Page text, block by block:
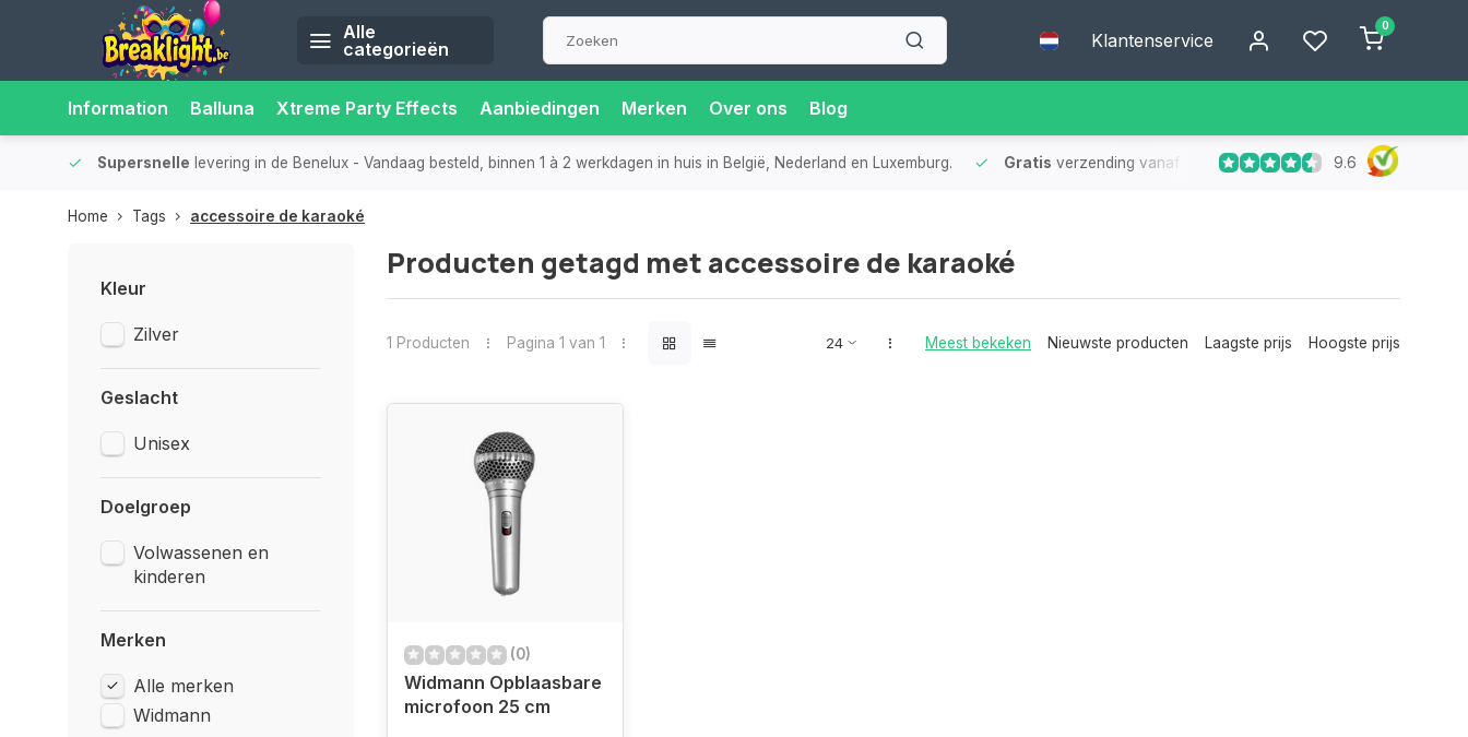
Alle
categorieën
Klantenservice
0
Information Balluna Xtreme Party Effects Aanbiedingen Merken Over ons Blog
Supersnelle levering in de Benelux - Vandaag besteld, binnen 1 à 2 werkdagen in huis in België, Nederland en Luxemburg. Gratis verzending vanaf €75 - Geen verzendkosten bij
9.6
Home Tags accessoire de karaoké
Kleur
Zilver
Geslacht
Unisex
Doelgroep
Volwassenen en
kinderen
Merken
Alle merken
Widmann
Producten getagd met accessoire de karaoké
1 Producten Pagina 1 van 1 Meest bekeken Nieuwste producten Laagste prijs Hoogste prijs
(0)
Widmann Opblaasbare
microfoon 25 cm